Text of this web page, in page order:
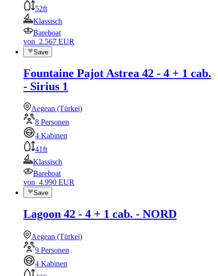
52ft
Klassisch
Bareboat
von 2.567 EUR
Save
Fountaine Pajot Astrea 42 - 4 + 1 cab.
- Sirius 1
Aegean (Türkei)
8 Personen
4 Kabinen
41ft
Klassisch
Bareboat
von 4.990 EUR
Save
Lagoon 42 - 4 + 1 cab. - NORD
Aegean (Türkei)
9 Personen
4 Kabinen